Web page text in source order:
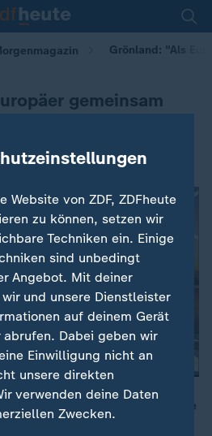
Grönland: "Als
gemeinsam
Lange hält die Sorgen um eine
Vielmehr würden
Website von ZDF, ZDFheute
zu können, setzen wir
Techniken ein. Einige
sind unbedingt
Angebot. Mit deiner
und unsere Dienstleister
auf deinem Gerät
Dabei geben wir
Einwilligung nicht an
unsere direkten
verwenden deine Daten
Zwecken.